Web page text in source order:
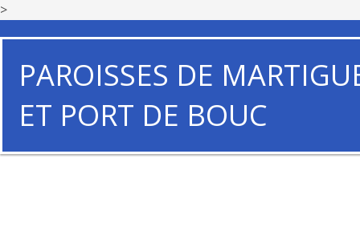
>
PAROISSES DE
ET PORT DE BOUC